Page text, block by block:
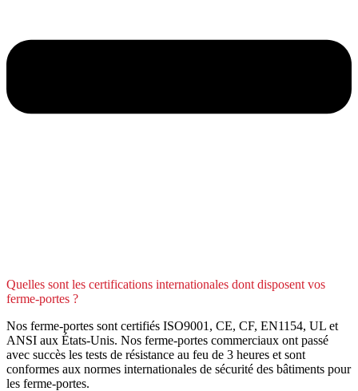
Quelles sont les certifications internationales dont disposent vos
ferme-portes ?
Nos ferme-portes sont certifiés ISO9001, CE, CF, EN1154, UL et
ANSI aux États-Unis. Nos ferme-portes commerciaux ont passé
avec succès les tests de résistance au feu de 3 heures et sont
conformes aux normes internationales de sécurité des bâtiments pour
les ferme-portes.